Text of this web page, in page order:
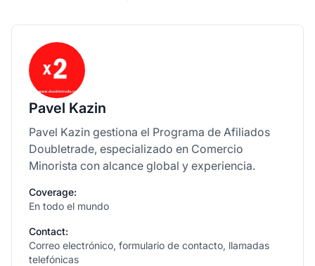
Pavel Kazin
Pavel Kazin gestiona el Programa de Afiliados
Doubletrade, especializado en Comercio
Minorista con alcance global y experiencia.
Coverage:
En todo el mundo
Contact:
Correo electrónico, formulario de contacto, llamadas
telefónicas